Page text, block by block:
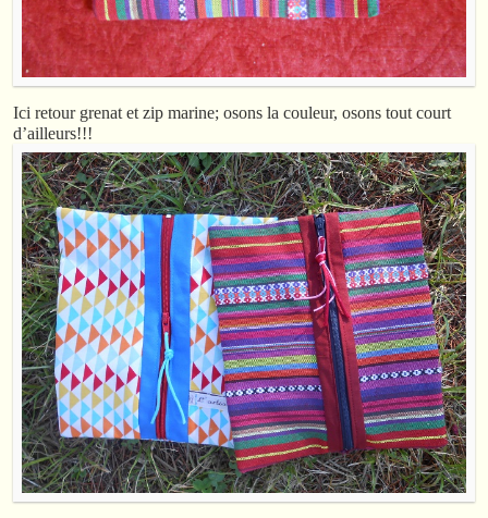
Ici retour grenat et zip marine; osons la couleur, osons tout court
d’ailleurs!!!